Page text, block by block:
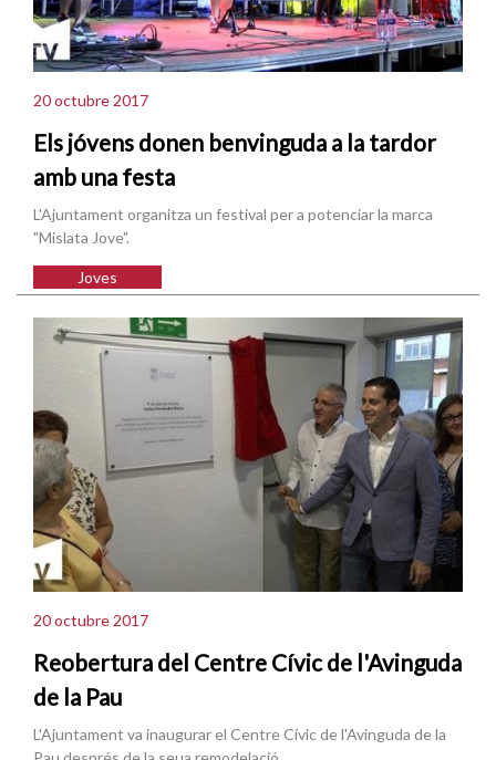
20 octubre 2017
Els jóvens donen benvinguda a la tardor
amb una festa
L'Ajuntament organitza un festival per a potenciar la marca
"Mislata Jove".
Joves
20 octubre 2017
Reobertura del Centre Cívic de l'Avinguda
de la Pau
L'Ajuntament va inaugurar el Centre Cívic de l'Avinguda de la